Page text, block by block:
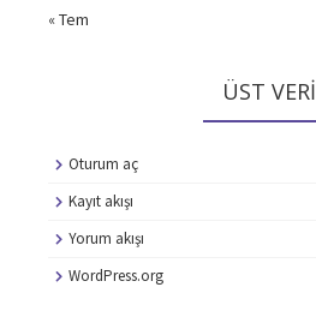
« Tem
ÜST VERI
Oturum aç
Kayıt akışı
Yorum akışı
WordPress.org